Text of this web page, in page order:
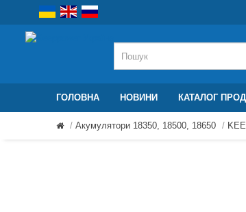
ГОЛОВНА НОВИНИ КАТАЛОГ
Акумулятори 18350, 18500, 18650